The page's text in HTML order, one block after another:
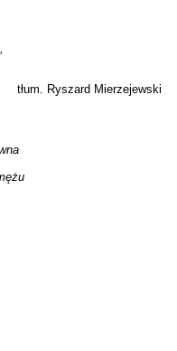
tłum. Ryszard Mierzejewski